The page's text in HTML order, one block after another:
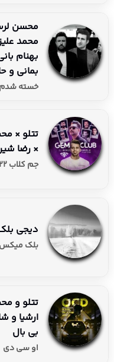
محسن
محمد
بهنام
بمانی و
خسته شدم
تتلو ×
× رضا
جم کلاب ۱۲۲ ریمیکس پاییزی قفلی
دیجی
بلک میکس 1
تتلو و
ارشیا و
بی بال
او سی دی